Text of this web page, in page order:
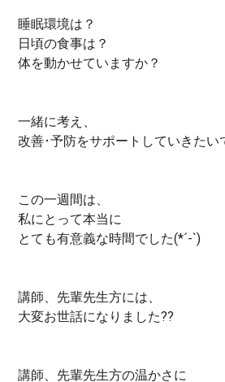
睡眠環境は？
日頃の食事は？
体を動かせていますか？
一緒に考え、
改善･予防をサポートしていきたい
この一週間は、
私にとって本当に
とても有意義な時間でした(*´-`)
講師、先輩先生方には、
大変お世話になりました??
講師、先輩先生方の温かさに